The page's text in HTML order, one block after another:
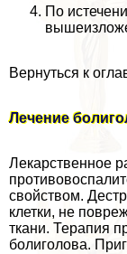
По
Вернуться к
Лечение
Лекарственное
свойством.
клетки, не
ткани. Терапия
болиголова.